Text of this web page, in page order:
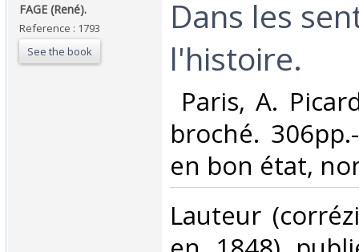
‎FAGE (René).‎
Reference : 1793
See the book
‎Dans les
l'histoire.‎
Paris, A.
broché.
en bon état,
‎Lauteur